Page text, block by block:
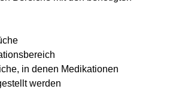
in denen Medikationen
werden